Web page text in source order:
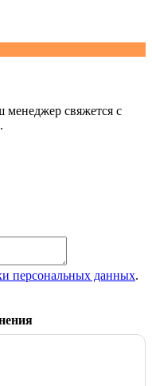
свяжется с
персональных данных.